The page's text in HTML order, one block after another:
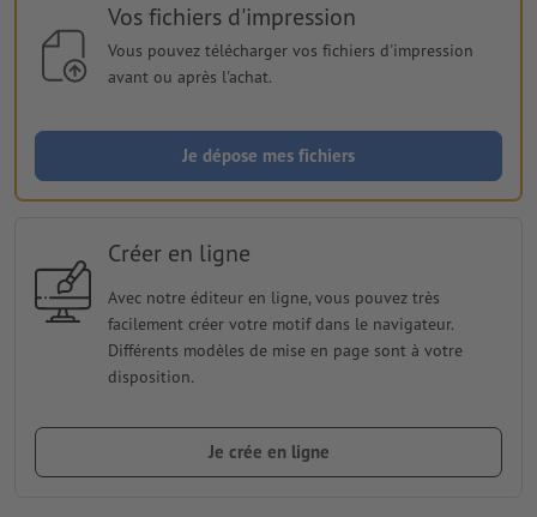
Vos fichiers d'impression
Vous pouvez télécharger vos fichiers d'impression
avant ou après l'achat.
Je dépose mes fichiers
Créer en ligne
Avec notre éditeur en ligne, vous pouvez très
facilement créer votre motif dans le navigateur.
Différents modèles de mise en page sont à votre
disposition.
Je crée en ligne